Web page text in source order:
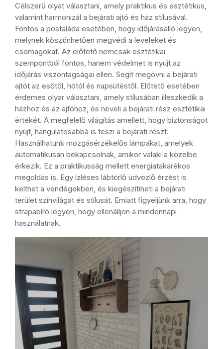
Célszerű olyat választani, amely praktikus és esztétikus,
valamint harmonizál a bejárati ajtó és ház stílusával.
Fontos a postaláda esetében, hogy időjárásálló legyen,
melynek köszönhetően megvédi a leveleket és
csomagokat. Az előtető nemcsak esztétikai
szempontból fontos, hanem védelmet is nyújt az
időjárás viszontagságai ellen. Segít megóvni a bejárati
ajtót az esőtől, hótól és napsütéstől. Előtető esetében
érdemes olyar választani, amely stílusában illeszkedik a
házhoz és az ajtóhoz, és növeli a bejárati rész esztétikai
értékét. A megfelelő világítás amellett, hogy biztonságot
nyújt, hangulatosabbá is teszi a bejárati részt.
Használhatunk mozgásérzékelős lámpákat, amelyek
automatikusan bekapcsolnak, amikor valaki a közelbe
érkezik. Ez a praktikusság mellett energiatakarékos
megoldás is. Egy ízléses lábtörlő üdvözlő érzést is
kelthet a vendégekben, és kiegészítiheti a bejárati
terület színvilágát és stílusát. Emiatt figyeljünk arra, hogy
strapabíró legyen, hogy ellenálljon a mindennapi
használatnak.